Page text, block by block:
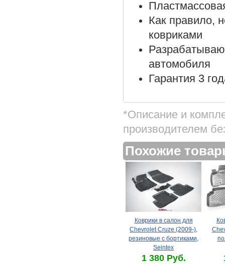
Как правило,
ковриками
автомобиля
Гарантия 3
*Описание и
производителем
Похожие
Коврики в салон для
Chevrolet Cruze (2009-),
резиновые с бортиками,
Seintex
1 380 Руб.